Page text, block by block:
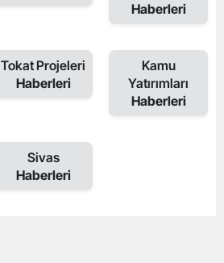
Haberleri
Tokat Projeleri
Haberleri
Kamu
Yatırımları
Haberleri
Sivas
Haberleri